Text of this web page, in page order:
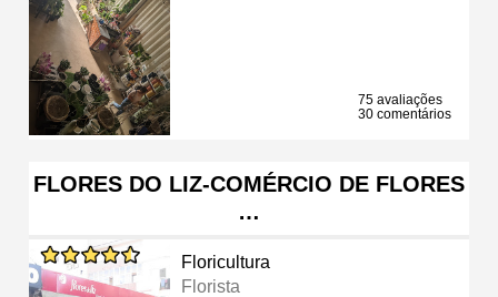
75 avaliações
30 comentários
FLORES DO LIZ-COMÉRCIO DE FLORES
…
Floricultura
Florista